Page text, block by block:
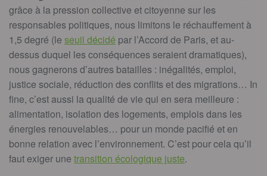
grâce à la pression collective et citoyenne sur les
responsables politiques, nous limitons le réchauffement à
1,5 degré (le seuil décidé par l’Accord de Paris, et au-
dessus duquel les conséquences seraient dramatiques),
nous gagnerons d’autres batailles : inégalités, emploi,
justice sociale, réduction des conflits et des migrations… In
fine, c’est aussi la qualité de vie qui en sera meilleure :
alimentation, isolation des logements, emplois dans les
énergies renouvelables… pour un monde pacifié et en
bonne relation avec l’environnement. C’est pour cela qu’il
faut exiger une transition écologique juste.